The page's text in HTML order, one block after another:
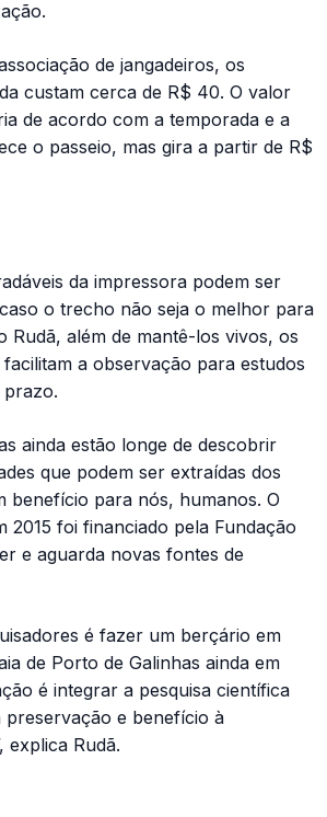
de jangadeiros, os
custam cerca de R$ 40. O valor
de acordo com a temporada e a
o passeio, mas gira a partir de R$
da impressora podem ser
o trecho não seja o melhor para
Rudã, além de mantê-los vivos, os
a observação para estudos
ainda estão longe de descobrir
que podem ser extraídas dos
benefício para nós, humanos. O
2015 foi financiado pela Fundação
e aguarda novas fontes de
é fazer um berçário em
de Porto de Galinhas ainda em
é integrar a pesquisa científica
preservação e benefício à
explica Rudã.